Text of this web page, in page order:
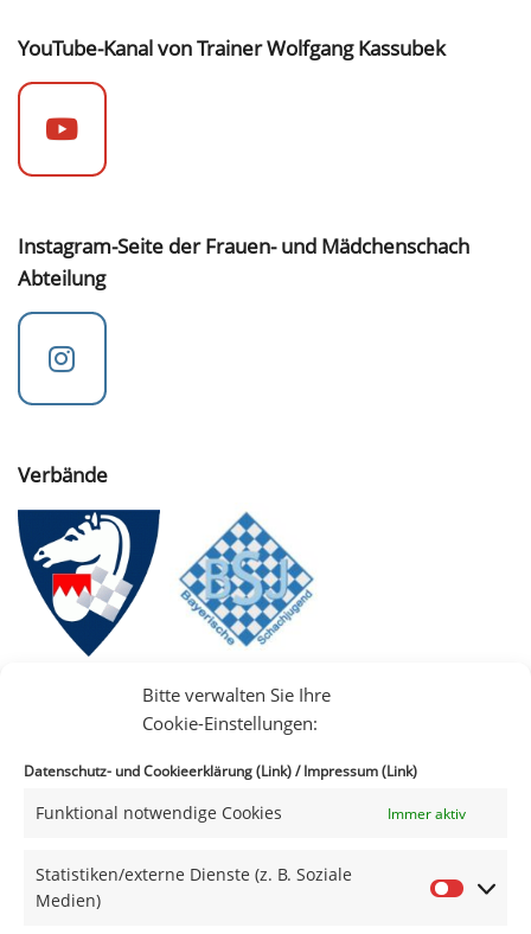
Bitte verwalten Sie Ihre
Cookie-Einstellungen:
Datenschutz- und Cookieerklärung (Link)/Impressum (Link)
Funktional notwendige Cookies Immer aktiv
Statistiken/externe Dienste (z. B. Soziale
Medien)
YouTube-Kanal von Trainer Wolfgang Kassubek
Instagram-Seite der Frauen- und Mädchenschach
Abteilung
Verbände